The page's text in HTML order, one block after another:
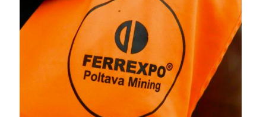
новое
ограничение
на